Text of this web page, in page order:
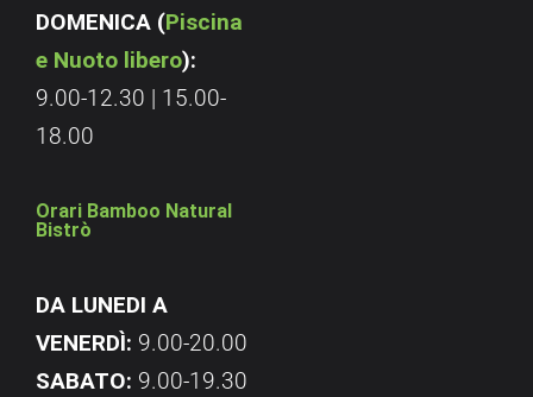
DOMENICA (Piscina
e Nuoto libero):
9.00-12.30 | 15.00-
18.00
Orari Bamboo Natural
Bistrò
DA LUNEDI A
VENERDÌ: 9.00-20.00
SABATO: 9.00-19.30